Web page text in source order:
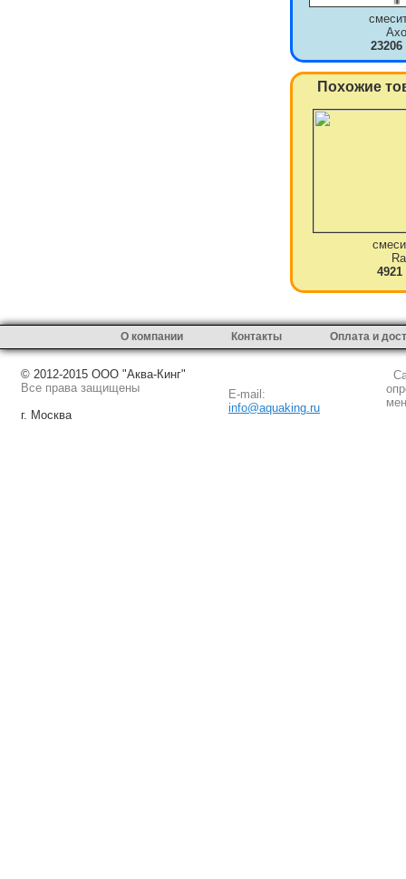
23206
Похожие
4921
О компании Контакты Оплата и
© 2012-2015 ООО "Аква-Кинг"
Все права защищены
г. Москва
E-mail:
info@aquaking.ru